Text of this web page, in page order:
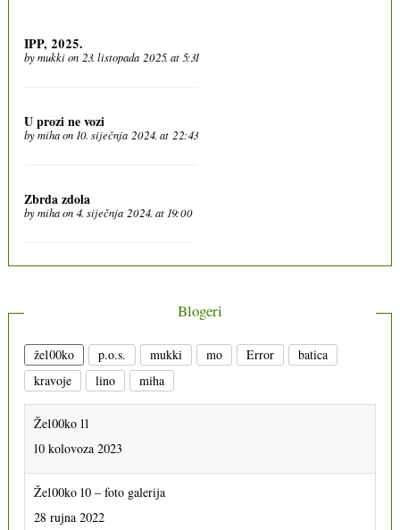
IPP, 2025.
bymukkion 23. listopada 2025. at 5:31
U prozi ne vozi
bymihaon 10. siječnja 2024. at 22:43
Zbrda zdola
bymihaon 4. siječnja 2024. at 19:00
Blogeri
že100ko p.o.s. mukki mo Error
batica
kravoje
lino miha
Že100ko 11
10 kolovoza 2023
Že100ko 10 – foto galerija
28 rujna 2022